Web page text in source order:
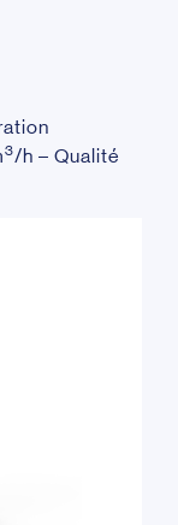
3/h – Qualité